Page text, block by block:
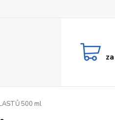
za
500 ml